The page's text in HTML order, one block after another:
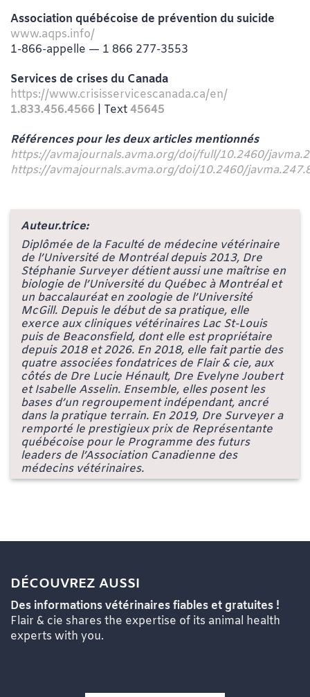
Association québécoise de prévention du suicide
www.aqps.info/
1-866-appelle — 1 866 277-3553
Services de crises du Canada
https://www.crisisservicescanada.ca/en/
1.833.456.4566 | Text45645
Références pour les deux articles mentionnés
https://avmajournals.avma.org/doi/full/10.2460/
https://avmajournals.avma.org/doi/10.2460/
Auteur.trice:
Diplômée de la Faculté de médecine vétérinaire
de l’Université de Montréal depuis 2013, Dre
Stéphanie Surveyer détient aussi une maîtrise en
biologie de l’Université du Québec à Montréal et
un baccalauréat en zoologie de l’Université
McGill. Depuis le début de sa pratique, elle
exerce aux cliniques vétérinaires Lac St-Louis
puis de Beaconsfield, dont elle est propriétaire
depuis 2018 et 2026. En 2018, elle fait partie des
quatre associées fondatrices de Flair & cie, aux
côtés de Dre Lucie Hénault, Dre Evelyne Joubert
et Isabelle Asselin. Ensemble, elles posent les
bases d’un regroupement indépendant, ancré
dans la pratique terrain. En 2019, Dre Surveyer a
remporté le prestigieux prix de Représentante
québécoise pour le Programme des futurs
leaders de l’Association Canadienne des
médecins vétérinaires.
DÉCOUVREZ AUSSI
Des informations vétérinaires fiables et gratuites !
Flair & cie shares the expertise of its animal health
experts with you.